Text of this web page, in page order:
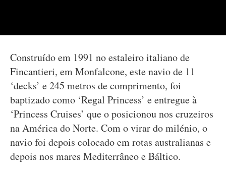
Construído em 1991 no estaleiro italiano de
Fincantieri, em Monfalcone, este navio de 11
‘decks’ e 245 metros de comprimento, foi
baptizado como ‘Regal Princess’ e entregue à
‘Princess Cruises’ que o posicionou nos cruzeiros
na América do Norte. Com o virar do milénio, o
navio foi depois colocado em rotas australianas e
depois nos mares Mediterrâneo e Báltico.